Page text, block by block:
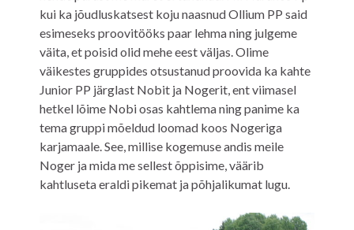
kui ka jõudluskatsest koju naasnud Ollium PP said
esimeseks proovitööks paar lehma ning julgeme
väita, et poisid olid mehe eest väljas. Olime
väikestes gruppides otsustanud proovida ka kahte
Junior PP järglast Nobit ja Nogerit, ent viimasel
hetkel lõime Nobi osas kahtlema ning panime ka
tema gruppi mõeldud loomad koos Nogeriga
karjamaale. See, millise kogemuse andis meile
Noger ja mida me sellest õppisime, väärib
kahtluseta eraldi pikemat ja põhjalikumat lugu.